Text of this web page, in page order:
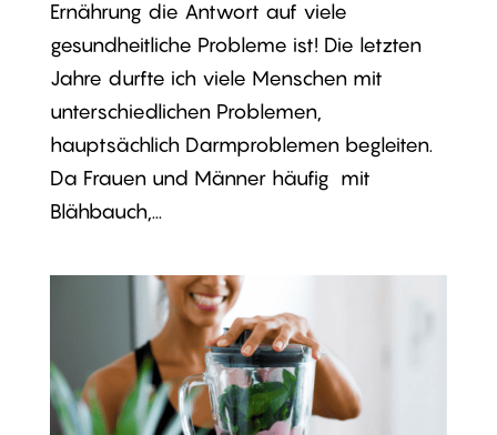
Ernährung die Antwort auf viele
gesundheitliche Probleme ist! Die letzten
Jahre durfte ich viele Menschen mit
unterschiedlichen Problemen,
hauptsächlich Darmproblemen begleiten.
Da Frauen und Männer häufig mit
Blähbauch,...